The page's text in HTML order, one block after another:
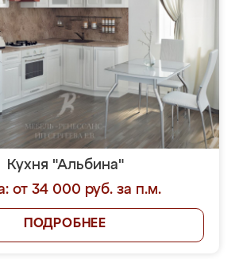
Кухня "Альбина"
от 34 000 руб. за п.м.
ПОДРОБНЕЕ